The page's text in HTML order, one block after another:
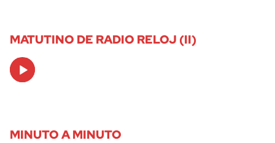
MATUTINO DE RADIO RELOJ (II)
Audio
Player
MINUTO A MINUTO